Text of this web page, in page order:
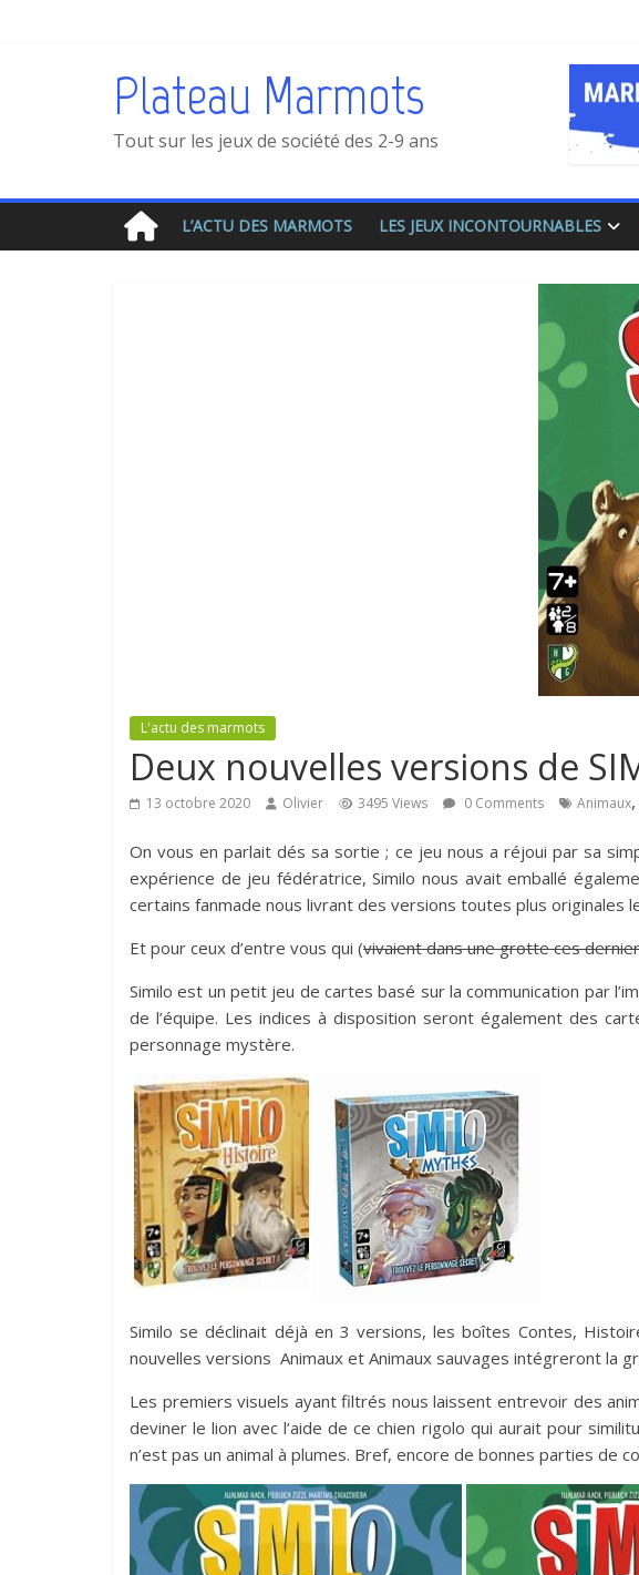
Plateau Marmots
Tout sur les jeux de société des 2-9 ans
L’ACTU DES MARMOTS LES JEUX INCONTOURNABLES
L'actu des marmots
Deux nouvelles versions de
13 octobre 2020 Olivier 3495 Views 0 Comments Animaux,
On vous en parlait dés sa sortie ; ce jeu nous a réjoui par sa
expérience de jeu fédératrice, Similo nous avait emballé
certains fanmade nous livrant des versions toutes plus originales
Et pour ceux d’entre vous qui (vivaient dans une grotte ces
Similo est un petit jeu de cartes basé sur la communication par
de l’équipe. Les indices à disposition seront également des
personnage mystère.
Similo se déclinait déjà en 3 versions, les boîtes Contes,
nouvelles versions Animaux et Animaux sauvages intégreront la
Les premiers visuels ayant filtrés nous laissent entrevoir des
deviner le lion avec l’aide de ce chien rigolo qui aurait pour
n’est pas un animal à plumes. Bref, encore de bonnes parties de